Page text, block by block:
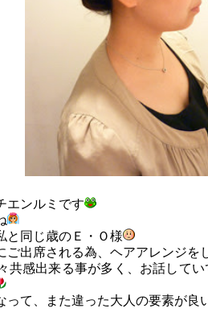
エンルミです
と同じ歳のＥ・Ｏ様
ご出席される為、ヘアアレンジを
共感出来る事が多く、お話してい
って、また違った大人の要素が良